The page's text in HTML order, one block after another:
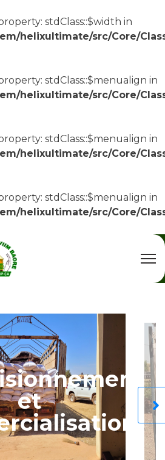
stdClass::$width in
helixultimate/src/Core/
stdClass::$menualign in
helixultimate/src/Core/
stdClass::$menualign in
helixultimate/src/Core/
stdClass::$menualign in
helixultimate/src/Core/
et